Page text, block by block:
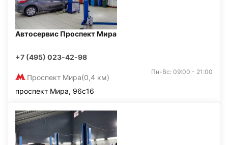
Автосервис Проспект Мира
+7 (495) 023-42-98
Проспект Мира(0,4 км)
Пн-Вс: 09:00 - 21:00
проспект Мира, 96с16